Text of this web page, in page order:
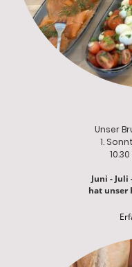
Unser
1.
Juni -
hat unser